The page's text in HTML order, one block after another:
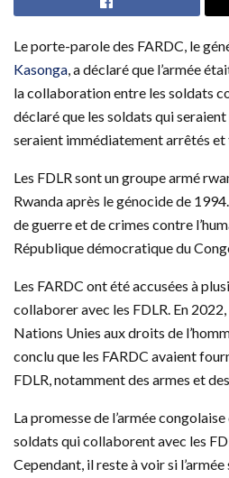
Le porte-parole des FARDC, le
Kasonga, a déclaré que l’armée
la collaboration entre les soldats
déclaré que les soldats qui
seraient immédiatement arrêtés
Les FDLR sont un groupe armé
Rwanda après le génocide de
de guerre et de crimes contre
République démocratique du
Les FARDC ont été accusées à
collaborer avec les FDLR. En
Nations Unies aux droits de
conclu que les FARDC avaient
FDLR, notamment des armes et
La promesse de l’armée
soldats qui collaborent avec les
Cependant, il reste à voir si